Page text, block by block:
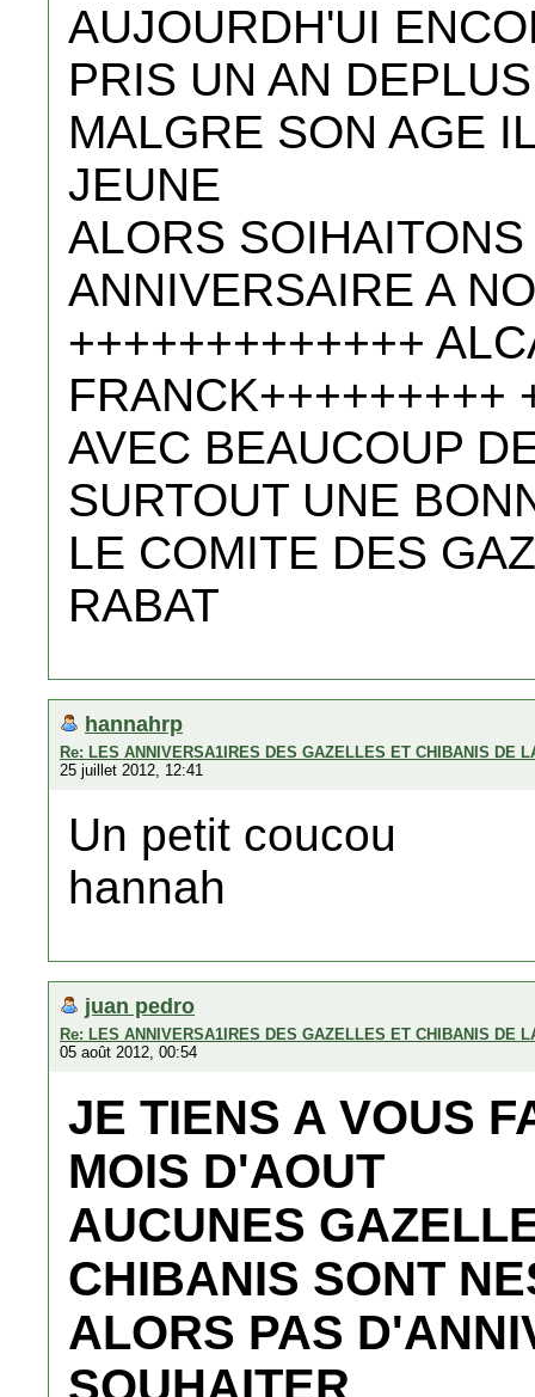
AUJOURDH'UI
PRIS UN AN DEPLUS
MALGRE SON AGE
JEUNE
ALORS
ANNIVERSAIRE A
+++++++++++++
FRANCK+++++++++
AVEC BEAUCOUP
SURTOUT UNE
LE COMITE DES
RABAT
hannahrp
Re: LES ANNIVERSA1IRES DES GAZELLES ET CHIBANIS DE
25 juillet 2012, 12:41
Un petit coucou
hannah
juan pedro
Re: LES ANNIVERSA1IRES DES GAZELLES ET CHIBANIS DE
05 août 2012, 00:54
JE TIENS A VOUS
MOIS D'AOUT
AUCUNES
CHIBANIS SONT
ALORS PAS
SOUHAITER